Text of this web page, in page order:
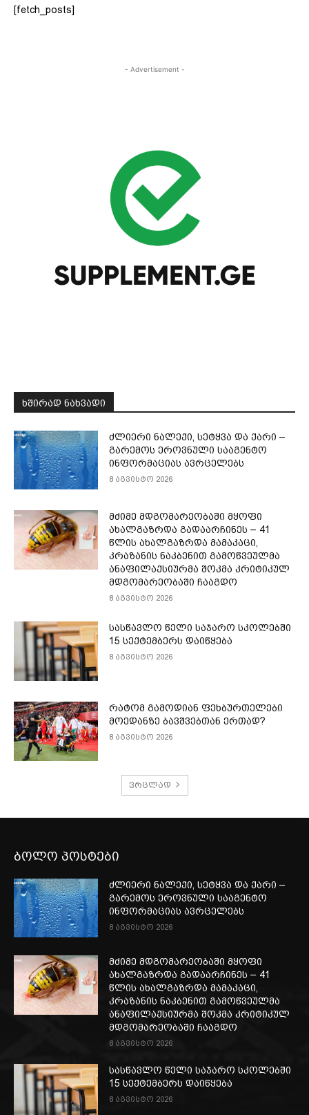
[fetch_posts]
- Advertisement -
ᲮᲨᲘᲠᲐᲓ ᲜᲐᲮᲕᲐᲓᲘ
ძლიერი ნალექი, სეტყვა და ქარი –
გარემოს ეროვნული სააგენტო
ინფორმაციას ავრცელებს
8 აგვისტო 2026
მძიმე მდგომარეობაში მყოფი
ახალგაზრდა გადაარჩინეს – 41
წლის ახალგაზრდა მამაკაცი,
კრაზანის ნაკბენით გამოწვეულმა
ანაფილაქსიურმა შოკმა კრიტიკულ
მდგომარეობაში ჩააგდო
8 აგვისტო 2026
სასწავლო წელი საჯარო სკოლებში
15 სექტემბერს დაიწყება
8 აგვისტო 2026
რატომ გამოდიან ფეხბურთელები
მოედანზე ბავშვებთან ერთად?
8 აგვისტო 2026
ვრცლად
ბოლო პოსტები
ძლიერი ნალექი, სეტყვა და ქარი –
გარემოს ეროვნული სააგენტო
ინფორმაციას ავრცელებს
8 აგვისტო 2026
მძიმე მდგომარეობაში მყოფი
ახალგაზრდა გადაარჩინეს – 41
წლის ახალგაზრდა მამაკაცი,
კრაზანის ნაკბენით გამოწვეულმა
ანაფილაქსიურმა შოკმა კრიტიკულ
მდგომარეობაში ჩააგდო
8 აგვისტო 2026
სასწავლო წელი საჯარო სკოლებში
15 სექტემბერს დაიწყება
8 აგვისტო 2026